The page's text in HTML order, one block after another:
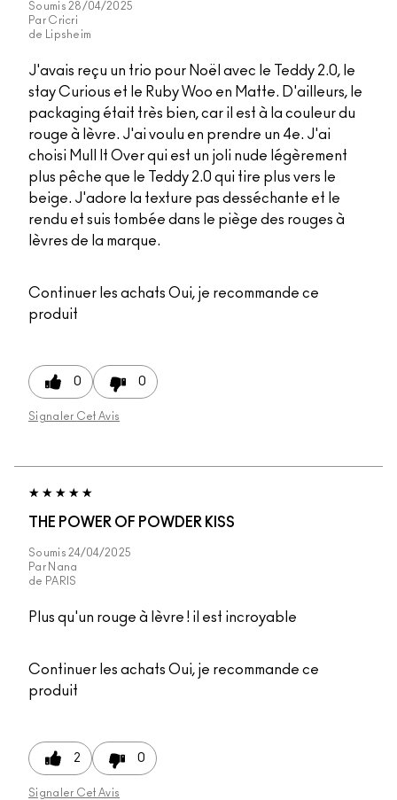
Soumis 28/04/2025
Par Cricri
de
Lipsheim
J'avais reçu un trio pour Noël avec le Teddy 2.0, le
stay Curious et le Ruby Woo en Matte. D'ailleurs, le
packaging était très bien, car il est à la couleur du
rouge à lèvre. J'ai voulu en prendre un 4e. J'ai
choisi Mull It Over qui est un joli nude légèrement
plus pêche que le Teddy 2.0 qui tire plus vers le
beige. J'adore la texture pas desséchante et le
rendu et suis tombée dans le piège des rouges à
lèvres de la marque.
Continuer les achats Oui, je recommande ce
produit
0 0
Signaler Cet Avis
THE POWER OF POWDER KISS
Soumis 24/04/2025
Par Nana
de PARIS
Plus qu'un rouge à lèvre ! il est incroyable
Continuer les achats Oui, je recommande ce
produit
2 0
Signaler Cet Avis